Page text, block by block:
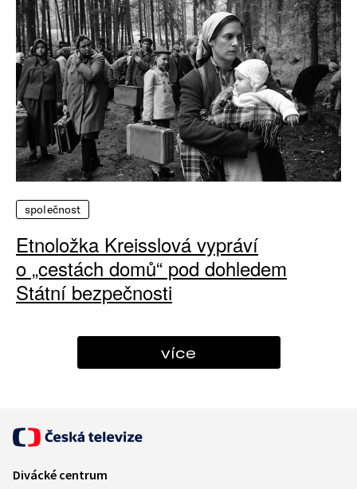
společnost
Etnoložka Kreisslová vypráví
o „cestách domů“ pod dohledem
Státní bezpečnosti
více